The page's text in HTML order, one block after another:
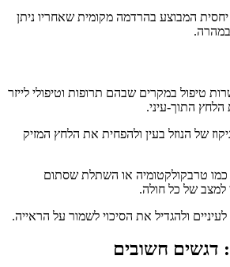
המבוצע בהרדמה מקומית שאחריו ניתן
במהרה.
טיפול במקרים שבהם תרופות וטיפולי לייזר
הלחץ התוך-עיני.
של הנוזל בעין ולהפחית את הלחץ המזיק
כמו טרבקולקטומיה או השתלת שסתום
למצב של כל חולה.
לעיניים ולהגדיל את הסיכוי לשמור על הראייה.
חשובים